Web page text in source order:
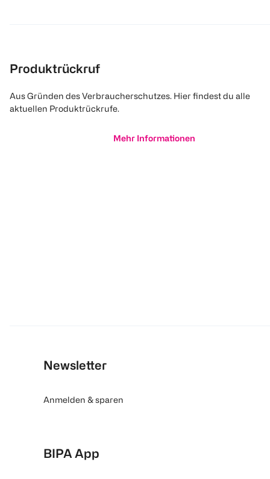
Produktrückruf
Aus Gründen des Verbraucherschutzes. Hier findest du alle
aktuellen Produktrückrufe.
Mehr Informationen
Newsletter
Anmelden & sparen
BIPA App